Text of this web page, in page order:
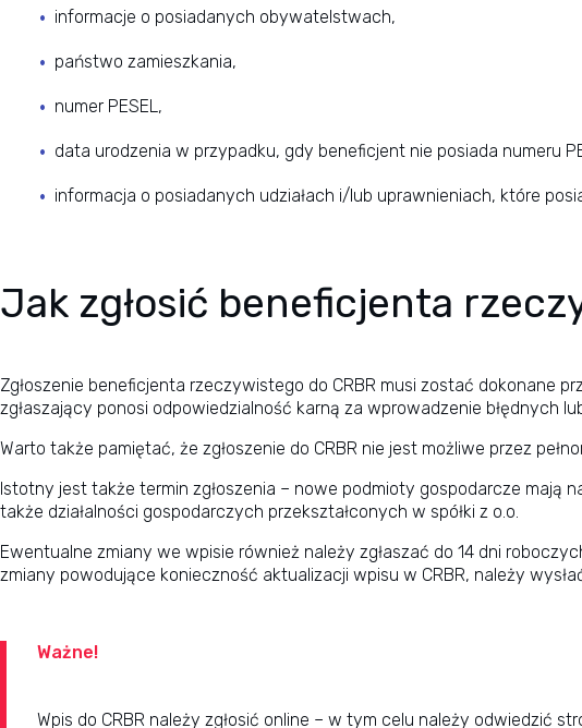
informacje o posiadanych obywatelstwach,
państwo zamieszkania,
numer PESEL,
data urodzenia w przypadku, gdy beneficjent nie posiada numeru
informacja o posiadanych udziałach i/lub uprawnieniach, które
Jak zgłosić beneficjenta
Zgłoszenie beneficjenta rzeczywistego do CRBR musi zostać dokonane
zgłaszający ponosi odpowiedzialność karną za wprowadzenie błędnych
Warto także pamiętać, że zgłoszenie do CRBR nie jest możliwe przez
Istotny jest także termin zgłoszenia – nowe podmioty gospodarcze mają
także działalności gospodarczych przekształconych w spółki z o.o.
Ewentualne zmiany we wpisie również należy zgłaszać do 14 dni
zmiany powodujące konieczność aktualizacji wpisu w CRBR, należy
Ważne!
Wpis do CRBR należy zgłosić online – w tym celu należy odwiedzić